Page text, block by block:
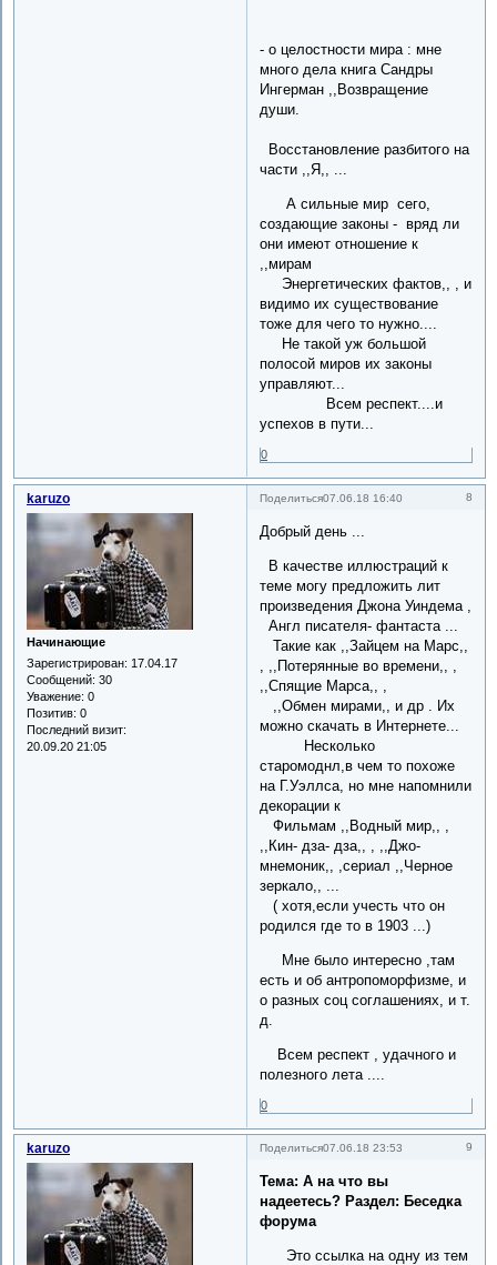
- о целостности мира : мне
много дела книга Сандры
Ингерман ,,Возвращение
души.
Восстановление разбитого на
части ,,Я,, ...
А сильные мир сего,
создающие законы - вряд ли
они имеют отношение к
,,мирам
Энергетических фактов,, , и
видимо их существование
тоже для чего то нужно....
Не такой уж большой
полосой миров их законы
управляют...
Всем респект....и
успехов в пути...
0
Поделиться 8
07.06.18 16:40
karuzo
Начинающие
Зарегистрирован: 17.04.17
Сообщений: 30
Уважение: 0
Позитив: 0
Последний визит:
20.09.20 21:05
Добрый день ...
В качестве иллюстраций к
теме могу предложить лит
произведения Джона Уиндема ,
Англ писателя- фантаста ...
Такие как ,,Зайцем на Марс,,
, ,,Потерянные во времени,, ,
,,Спящие Марса,, ,
,,Обмен мирами,, и др . Их
можно скачать в Интернете...
Несколько
старомоднл,в чем то похоже
на Г.Уэллса, но мне напомнили
декорации к
Фильмам ,,Водный мир,, ,
,,Кин- дза- дза,, , ,,Джо-
мнемоник,, ,сериал ,,Черное
зеркало,, ...
( хотя,если учесть что он
родился где то в 1903 ...)
Мне было интересно ,там
есть и об антропоморфизме, и
о разных соц соглашениях, и т.
д.
Всем респект , удачного и
полезного лета ....
0
Поделиться 9
07.06.18 23:53
karuzo
Тема: А на что вы
надеетесь? Раздел: Беседка
форума
Это ссылка на одну из тем